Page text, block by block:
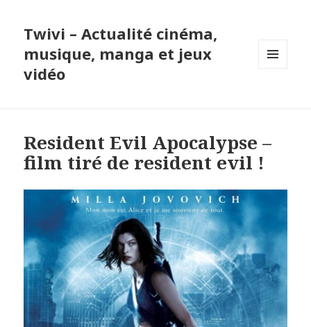
Twivi – Actualité cinéma,
musique, manga et jeux
vidéo
Resident Evil Apocalypse –
film tiré de resident evil !